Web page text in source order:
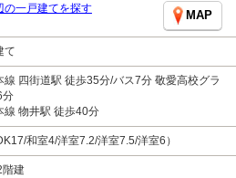
の一戸建てを探す
MAP
て
線 四街道駅 徒歩35分/バス7分 敬愛高校グラ
分
線 物井駅 徒歩40分
和室4/洋室7.2/洋室7.5/洋室6）
階建